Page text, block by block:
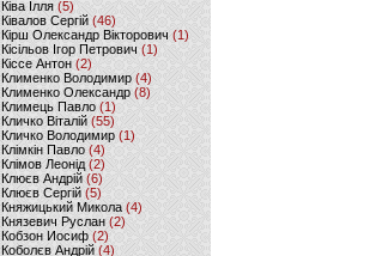
Ківа Ілля (5)
Ківалов Сергій(46)
Кірш Олександр Вікторович (1)
Кісільов Ігор Петрович (1)
Кіссе Антон (2)
Клименко Володимир(4)
Клименко Олександр (8)
Климець Павло (1)
Кличко Віталій(55)
Кличко Володимир (1)
Клімкін Павло (4)
Клімов Леонід(2)
Клюєв Андрій(6)
Клюєв Сергій (5)
Княжицький Микола(4)
Князевич Руслан (2)
Кобзон Иосиф(2)
Коболєв Андрій (4)